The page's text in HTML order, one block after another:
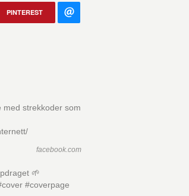
PINTEREST
strekkoder som
facebook.com
🌱
#coverpage